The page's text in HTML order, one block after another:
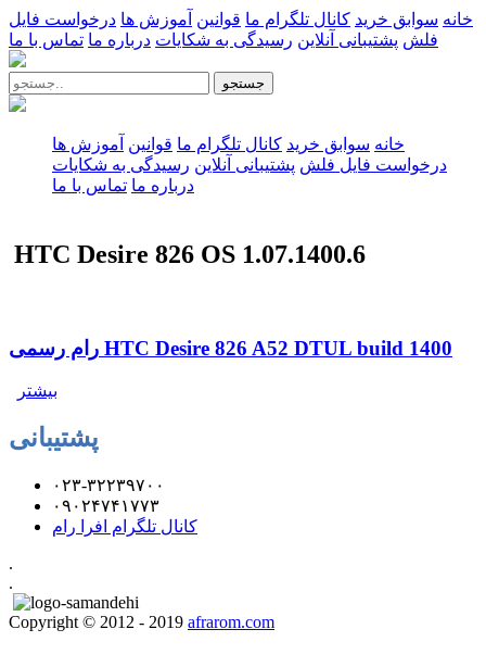
خانه سوابق خرید کانال تلگرام ما قوانین آموزش ها درخواست فایل
فلش پشتیبانی آنلاین رسیدگی به شکایات درباره ما تماس با ما
جستجو
خانه سوابق خرید کانال تلگرام ما قوانین آموزش ها
درخواست فایل فلش پشتیبانی آنلاین رسیدگی به شکایات
درباره ما تماس با ما
HTC Desire 826 OS 1.07.1400.6
رام رسمی HTC Desire 826 A52 DTUL build 1400
بیشتر
پشتیبانی
۰۲۳-۳۲۲۳۹۷۰۰
۰۹۰۲۴۷۴۱۷۷۳
کانال تلگرام افرا رام
.
.
Copyright © 2012 - 2019 afrarom.com